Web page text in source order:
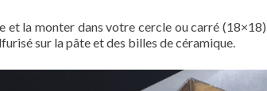
et la monter dans votre cercle ou carré
sur la pâte et des billes de céramique.